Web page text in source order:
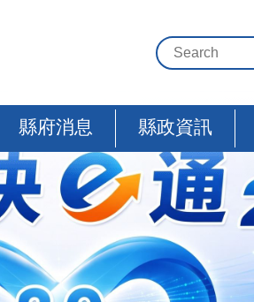
縣府消息 縣政資訊